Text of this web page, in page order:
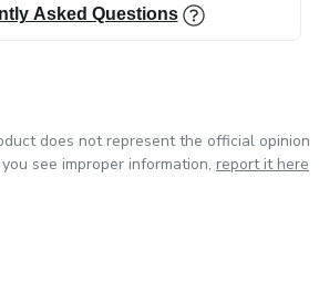
Asked Questions
does not represent the official opinion
see improper information, report it here